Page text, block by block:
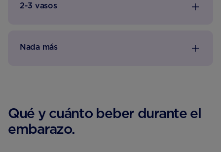
2-3 vasos
Nada más
Qué y cuánto beber durante el
embarazo.